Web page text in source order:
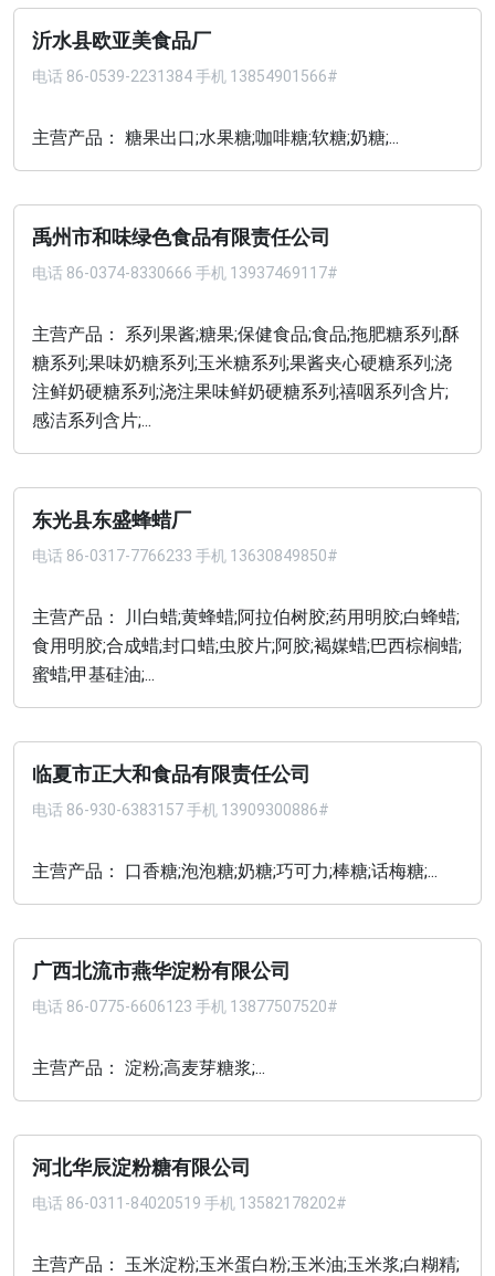
沂水县欧亚美食品厂
电话 86-0539-2231384 手机 13854901566#
主营产品： 糖果出口;水果糖;咖啡糖;软糖;奶糖;...
禹州市和味绿色食品有限责任公司
电话 86-0374-8330666 手机 13937469117#
主营产品： 系列果酱;糖果;保健食品;食品;拖肥糖系列;酥
糖系列;果味奶糖系列;玉米糖系列;果酱夹心硬糖系列;浇
注鲜奶硬糖系列;浇注果味鲜奶硬糖系列;禧咽系列含片;
感洁系列含片;...
东光县东盛蜂蜡厂
电话 86-0317-7766233 手机 13630849850#
主营产品： 川白蜡;黄蜂蜡;阿拉伯树胶;药用明胶;白蜂蜡;
食用明胶;合成蜡;封口蜡;虫胶片;阿胶;褐媒蜡;巴西棕榈蜡;
蜜蜡;甲基硅油;...
临夏市正大和食品有限责任公司
电话 86-930-6383157 手机 13909300886#
主营产品： 口香糖;泡泡糖;奶糖;巧可力;棒糖;话梅糖;...
广西北流市燕华淀粉有限公司
电话 86-0775-6606123 手机 13877507520#
主营产品： 淀粉;高麦芽糖浆;...
河北华辰淀粉糖有限公司
电话 86-0311-84020519 手机 13582178202#
主营产品： 玉米淀粉;玉米蛋白粉;玉米油;玉米浆;白糊精;